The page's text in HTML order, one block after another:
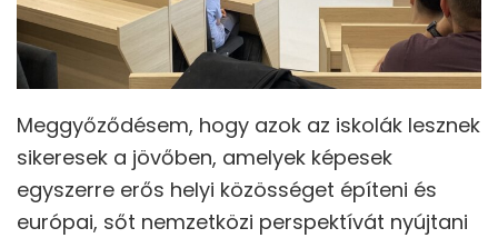
Meggyőződésem, hogy azok az iskolák lesznek
sikeresek a jövőben, amelyek képesek
egyszerre erős helyi közösséget építeni és
európai, sőt nemzetközi perspektívát nyújtani